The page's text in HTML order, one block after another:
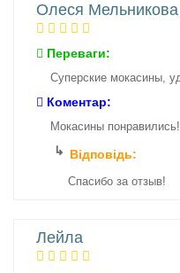
Олеся Мельникова
Переваги:
Суперские мокасины,
Коментар:
Мокасины
Відповідь:
Спасибо за отзыв!
Лейла